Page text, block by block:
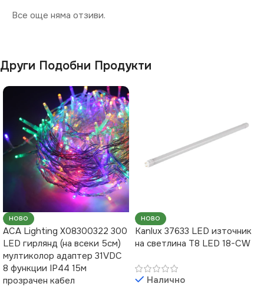
Все още няма отзиви.
Други Подобни Продукти
НОВО
ACA Lighting X08300322 300
LED гирлянд (на всеки 5см)
мултиколор адаптер 31VDC
8 функции IP44 15м
прозрачен кабел
НОВО
Kanlux 37633 LED източник
на светлина T8 LED 18-CW
Налично